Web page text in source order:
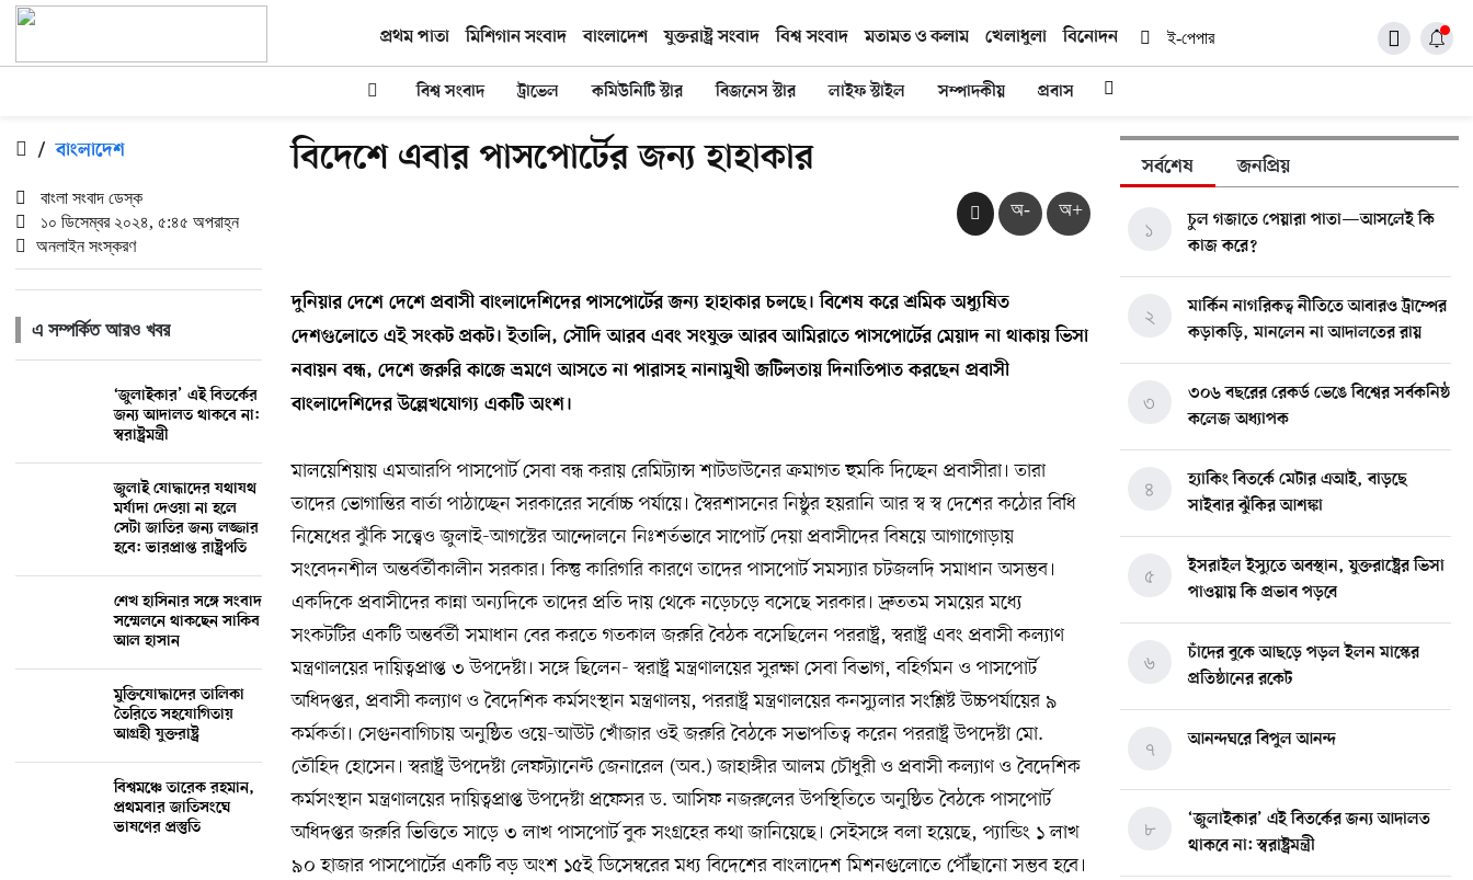
প্রথম পাতা মিশিগান সংবাদ বাংলাদেশ যুক্তরাষ্ট্র সংবাদ বিশ্ব সংবাদ মতামত ও কলাম খেলাধুলা বিনোদন ই-পেপার
বিশ্ব সংবাদ ট্রাভেল কমিউনিটি স্টার বিজনেস স্টার লাইফ স্টাইল সম্পাদকীয় প্রবাস
/ বাংলাদেশ
বাংলা সংবাদ ডেস্ক
১০ ডিসেম্বর ২০২৪, ৫:৪৫ অপরাহ্ন
অনলাইন সংস্করণ
এ সম্পর্কিত আরও খবর
‘জুলাইকার’ এই বিতর্কের
জন্য আদালত থাকবে না:
স্বরাষ্ট্রমন্ত্রী
জুলাই যোদ্ধাদের যথাযথ
মর্যাদা দেওয়া না হলে
সেটা জাতির জন্য লজ্জার
হবে: ভারপ্রাপ্ত রাষ্ট্রপতি
শেখ হাসিনার সঙ্গে সংবাদ
সম্মেলনে থাকছেন সাকিব
আল হাসান
মুক্তিযোদ্ধাদের তালিকা
তৈরিতে সহযোগিতায়
আগ্রহী যুক্তরাষ্ট্র
বিশ্বমঞ্চে তারেক রহমান,
প্রথমবার জাতিসংঘে
ভাষণের প্রস্তুতি
বিদেশে এবার পাসপোর্টের জন্য হাহাকার
অ- অ+
দুনিয়ার দেশে দেশে প্রবাসী বাংলাদেশিদের পাসপোর্টের জন্য হাহাকার চলছে। বিশেষ করে শ্রমিক অধ্যুষিত
দেশগুলোতে এই সংকট প্রকট। ইতালি, সৌদি আরব এবং সংযুক্ত আরব আমিরাতে পাসপোর্টের মেয়াদ না থাকায় ভিসা
নবায়ন বন্ধ, দেশে জরুরি কাজে ভ্রমণে আসতে না পারাসহ নানামুখী জটিলতায় দিনাতিপাত করছেন প্রবাসী
বাংলাদেশিদের উল্লেখযোগ্য একটি অংশ।
মালয়েশিয়ায় এমআরপি পাসপোর্ট সেবা বন্ধ করায় রেমিট্যান্স শাটডাউনের ক্রমাগত হুমকি দিচ্ছেন প্রবাসীরা। তারা
তাদের ভোগান্তির বার্তা পাঠাচ্ছেন সরকারের সর্বোচ্চ পর্যায়ে। স্বৈরশাসনের নিষ্ঠুর হয়রানি আর স্ব স্ব দেশের কঠোর বিধি
নিষেধের ঝুঁকি সত্ত্বেও জুলাই-আগস্টের আন্দোলনে নিঃশর্তভাবে সাপোর্ট দেয়া প্রবাসীদের বিষয়ে আগাগোড়ায়
সংবেদনশীল অন্তর্বর্তীকালীন সরকার। কিন্তু কারিগরি কারণে তাদের পাসপোর্ট সমস্যার চটজলদি সমাধান অসম্ভব।
একদিকে প্রবাসীদের কান্না অন্যদিকে তাদের প্রতি দায় থেকে নড়েচড়ে বসেছে সরকার। দ্রুততম সময়ের মধ্যে
সংকটটির একটি অন্তর্বর্তী সমাধান বের করতে গতকাল জরুরি বৈঠক বসেছিলেন পররাষ্ট্র, স্বরাষ্ট্র এবং প্রবাসী কল্যাণ
মন্ত্রণালয়ের দায়িত্বপ্রাপ্ত ৩ উপদেষ্টা। সঙ্গে ছিলেন- স্বরাষ্ট্র মন্ত্রণালয়ের সুরক্ষা সেবা বিভাগ, বহির্গমন ও পাসপোর্ট
অধিদপ্তর, প্রবাসী কল্যাণ ও বৈদেশিক কর্মসংস্থান মন্ত্রণালয়, পররাষ্ট্র মন্ত্রণালয়ের কনস্যুলার সংশ্লিষ্ট উচ্চপর্যায়ের ৯
কর্মকর্তা। সেগুনবাগিচায় অনুষ্ঠিত ওয়ে-আউট খোঁজার ওই জরুরি বৈঠকে সভাপতিত্ব করেন পররাষ্ট্র উপদেষ্টা মো.
তৌহিদ হোসেন। স্বরাষ্ট্র উপদেষ্টা লেফট্যানেন্ট জেনারেল (অব.) জাহাঙ্গীর আলম চৌধুরী ও প্রবাসী কল্যাণ ও বৈদেশিক
কর্মসংস্থান মন্ত্রণালয়ের দায়িত্বপ্রাপ্ত উপদেষ্টা প্রফেসর ড. আসিফ নজরুলের উপস্থিতিতে অনুষ্ঠিত বৈঠকে পাসপোর্ট
অধিদপ্তর জরুরি ভিত্তিতে সাড়ে ৩ লাখ পাসপোর্ট বুক সংগ্রহের কথা জানিয়েছে। সেইসঙ্গে বলা হয়েছে, প্যান্ডিং ১ লাখ
৯০ হাজার পাসপোর্টের একটি বড় অংশ ১৫ই ডিসেম্বরের মধ্য বিদেশের বাংলাদেশ মিশনগুলোতে পৌঁছানো সম্ভব হবে।
সর্বশেষ জনপ্রিয়
চুল গজাতে পেয়ারা পাতা—আসলেই কি
কাজ করে?
১
মার্কিন নাগরিকত্ব নীতিতে আবারও ট্রাম্পের
কড়াকড়ি, মানলেন না আদালতের রায়
২
৩০৬ বছরের রেকর্ড ভেঙে বিশ্বের সর্বকনিষ্ঠ
কলেজ অধ্যাপক
৩
হ্যাকিং বিতর্কে মেটার এআই, বাড়ছে
সাইবার ঝুঁকির আশঙ্কা
৪
ইসরাইল ইস্যুতে অবস্থান, যুক্তরাষ্ট্রের ভিসা
পাওয়ায় কি প্রভাব পড়বে
৫
চাঁদের বুকে আছড়ে পড়ল ইলন মাস্কের
প্রতিষ্ঠানের রকেট
৬
আনন্দঘরে বিপুল আনন্দ
৭
‘জুলাইকার’ এই বিতর্কের জন্য আদালত
থাকবে না: স্বরাষ্ট্রমন্ত্রী
৮